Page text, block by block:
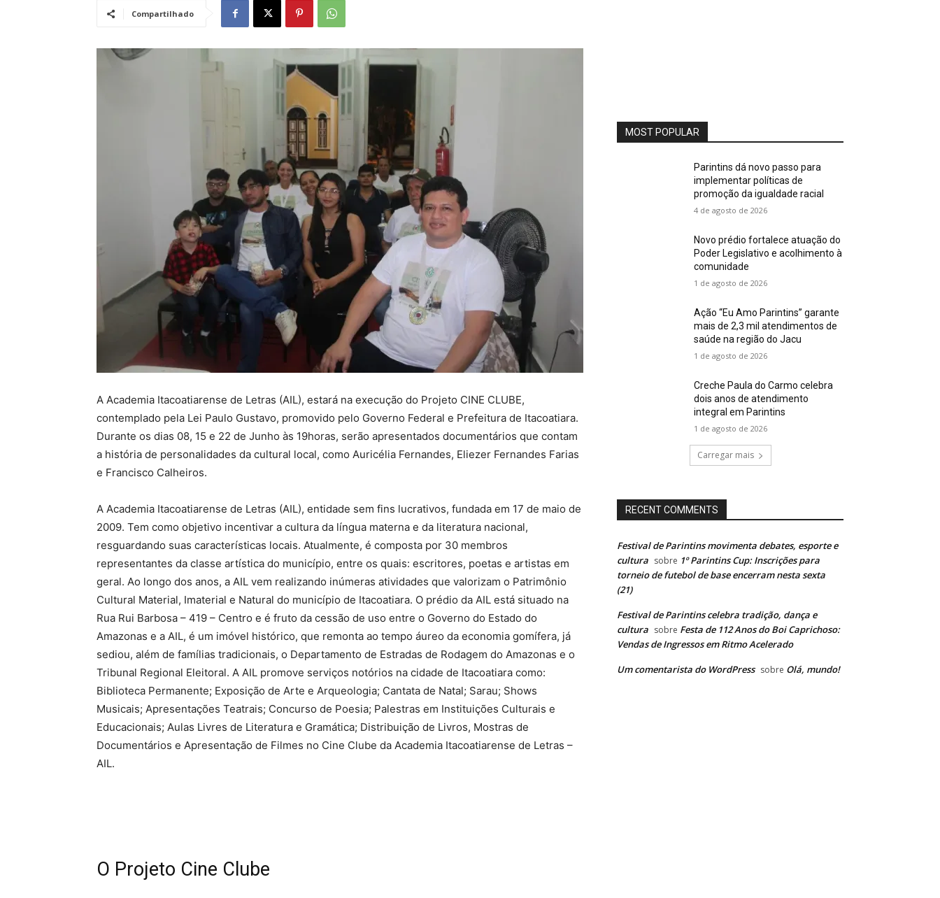
Compartilhado
A Academia Itacoatiarense de Letras (AIL), estará na execução do Projeto CINE CLUBE,
contemplado pela Lei Paulo Gustavo, promovido pelo Governo Federal e Prefeitura de Itacoatiara.
Durante os dias 08, 15 e 22 de Junho às 19horas, serão apresentados documentários que contam
a história de personalidades da cultural local, como Auricélia Fernandes, Eliezer Fernandes Farias
e Francisco Calheiros.
A Academia Itacoatiarense de Letras (AIL), entidade sem fins lucrativos, fundada em 17 de maio de
2009. Tem como objetivo incentivar a cultura da língua materna e da literatura nacional,
resguardando suas características locais. Atualmente, é composta por 30 membros
representantes da classe artística do município, entre os quais: escritores, poetas e artistas em
geral. Ao longo dos anos, a AIL vem realizando inúmeras atividades que valorizam o Patrimônio
Cultural Material, Imaterial e Natural do município de Itacoatiara. O prédio da AIL está situado na
Rua Rui Barbosa – 419 – Centro e é fruto da cessão de uso entre o Governo do Estado do
Amazonas e a AIL, é um imóvel histórico, que remonta ao tempo áureo da economia gomífera, já
sediou, além de famílias tradicionais, o Departamento de Estradas de Rodagem do Amazonas e o
Tribunal Regional Eleitoral. A AIL promove serviços notórios na cidade de Itacoatiara como:
Biblioteca Permanente; Exposição de Arte e Arqueologia; Cantata de Natal; Sarau; Shows
Musicais; Apresentações Teatrais; Concurso de Poesia; Palestras em Instituições Culturais e
Educacionais; Aulas Livres de Literatura e Gramática; Distribuição de Livros, Mostras de
Documentários e Apresentação de Filmes no Cine Clube da Academia Itacoatiarense de Letras –
AIL.
O Projeto Cine Clube
MOST POPULAR
Parintins dá novo passo para
implementar políticas de
promoção da igualdade racial
4 de agosto de 2026
Novo prédio fortalece atuação do
Poder Legislativo e acolhimento à
comunidade
1 de agosto de 2026
Ação “Eu Amo Parintins” garante
mais de 2,3 mil atendimentos de
saúde na região do Jacu
1 de agosto de 2026
Creche Paula do Carmo celebra
dois anos de atendimento
integral em Parintins
1 de agosto de 2026
Carregar mais
RECENT COMMENTS
Festival de Parintins movimenta debates, esporte e
cultura sobre 1º Parintins Cup: Inscrições para
torneio de futebol de base encerram nesta sexta
(21)
Festival de Parintins celebra tradição, dança e
cultura sobre Festa de 112 Anos do Boi Caprichoso:
Vendas de Ingressos em Ritmo Acelerado
Um comentarista do WordPress sobre Olá, mundo!